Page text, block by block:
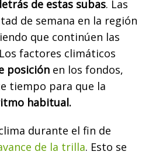
de estas subas. Las
de semana en la región
que continúen las
factores climáticos
posición en los fondos,
tiempo para que la
habitual.
durante el fin de
de la trilla. Esto se